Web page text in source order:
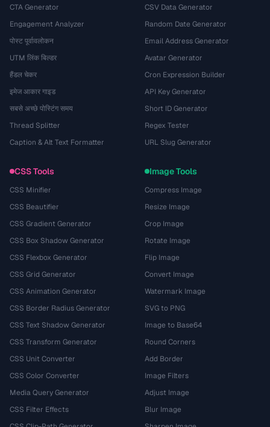
CTA Generator
Engagement Analyzer
पोस्ट पूर्वावलोकन
UTM लिंक बिल्डर
हैंडल चेकर
इमेज आकार गाइड
सबसे अच्छे पोस्टिंग समय
Thread Splitter
Caption & Alt Text Formatter
CSV Data Generator
Random Date Generator
Email Address Generator
Avatar Generator
Cron Expression Builder
API Key Generator
Short ID Generator
Regex Tester
URL Slug Generator
CSS Tools
CSS Minifier
CSS Beautifier
CSS Gradient Generator
CSS Box Shadow Generator
CSS Flexbox Generator
CSS Grid Generator
CSS Animation Generator
CSS Border Radius Generator
CSS Text Shadow Generator
CSS Transform Generator
CSS Unit Converter
CSS Color Converter
Media Query Generator
CSS Filter Effects
Image Tools
Compress Image
Resize Image
Crop Image
Rotate Image
Flip Image
Convert Image
Watermark Image
SVG to PNG
Image to Base64
Round Corners
Add Border
Image Filters
Adjust Image
Blur Image